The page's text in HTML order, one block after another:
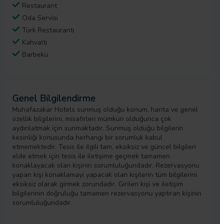
Restaurant
Oda Servisi
Türk Restaurantı
Kahvaltı
Barbekü
Genel Bilgilendirme
Muhafazakar Hotels sunmuş olduğu konum, harita ve genel
özellik bilgilerini, misafirleri mümkün olduğunca çok
aydınlatmak için sunmaktadır. Sunmuş olduğu bilgilerin
kesinliği konusunda herhangi bir sorumluk kabul
etmemektedir. Tesis ile ilgili tam, eksiksiz ve güncel bilgileri
elde etmek için tesis ile iletişime geçmek tamamen
konaklayacak olan kişinin sorumluluğundadır. Rezervasyonu
yapan kişi konaklamayı yapacak olan kişilerin tüm bilgilerini
eksiksiz olarak girmek zorundadır. Girilen kişi ve iletişim
bilgilerinin doğruluğu tamamen rezervasyonu yaptıran kişinin
sorumluluğundadır.